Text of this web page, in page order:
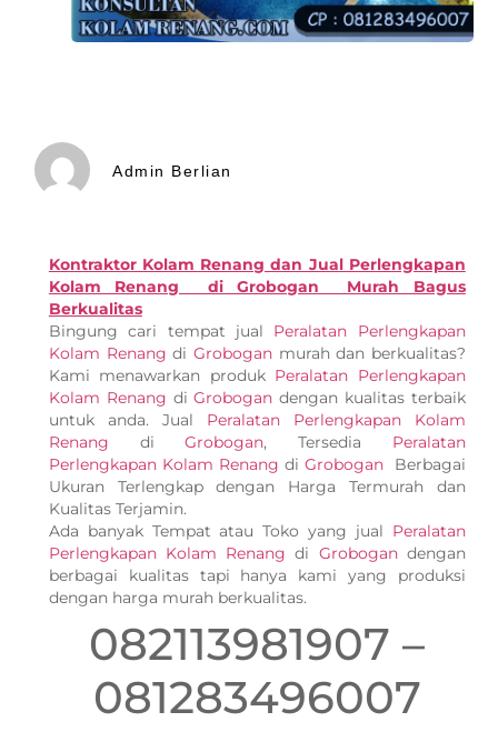
Admin Berlian
Kontraktor Kolam Renang dan Jual Perlengkapan
Kolam Renang di Grobogan Murah Bagus
Berkualitas
Bingung cari tempat jual Peralatan Perlengkapan
Kolam Renangdi Groboganmurah dan berkualitas?
Kami menawarkan produk Peralatan Perlengkapan
Kolam Renang di Grobogan dengan kualitas terbaik
untuk anda. Jual Peralatan Perlengkapan Kolam
Renang diGrobogan, Tersedia Peralatan
Perlengkapan Kolam Renang di Grobogan
Berbagai
Ukuran Terlengkap dengan Harga Termurah dan
Kualitas Terjamin.
Ada banyak Tempat atau Toko yang jual Peralatan
Perlengkapan Kolam Renang di Grobogandengan
berbagai kualitas tapi hanya kami yang produksi
dengan harga murah berkualitas.
082113981907 –
081283496007